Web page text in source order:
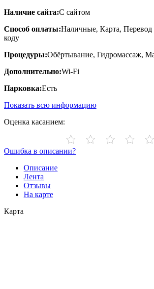
Наличие сайта:С сайтом
Способ оплаты:Наличные, Карта,
коду
Процедуры:Обёртывание, Гидромассаж,
Дополнительно:Wi-Fi
Парковка:Есть
Показать всю информацию
Оценка касанием:
Ошибка в описании?
Описание
Лента
Отзывы
На карте
Карта